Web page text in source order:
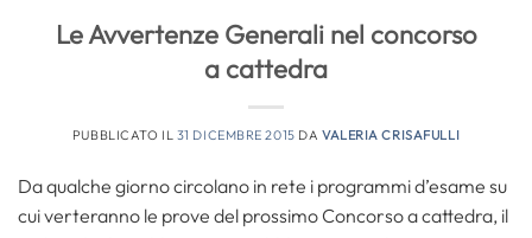
Le Avvertenze Generali nel concorso
a cattedra
PUBBLICATO IL 31 DICEMBRE 2015 DA VALERIA CRISAFULLI
Da qualche giorno circolano in rete i programmi d’esame su
cui verteranno le prove del prossimo Concorso a cattedra, il